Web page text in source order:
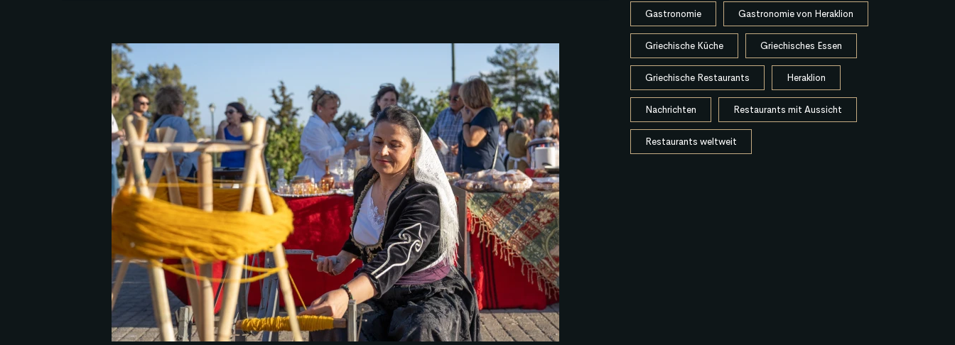
Gastronomie Gastronomie von Heraklion
Griechische Küche Griechisches Essen
Griechische Restaurants Heraklion
Nachrichten Restaurants mit Aussicht
Restaurants weltweit